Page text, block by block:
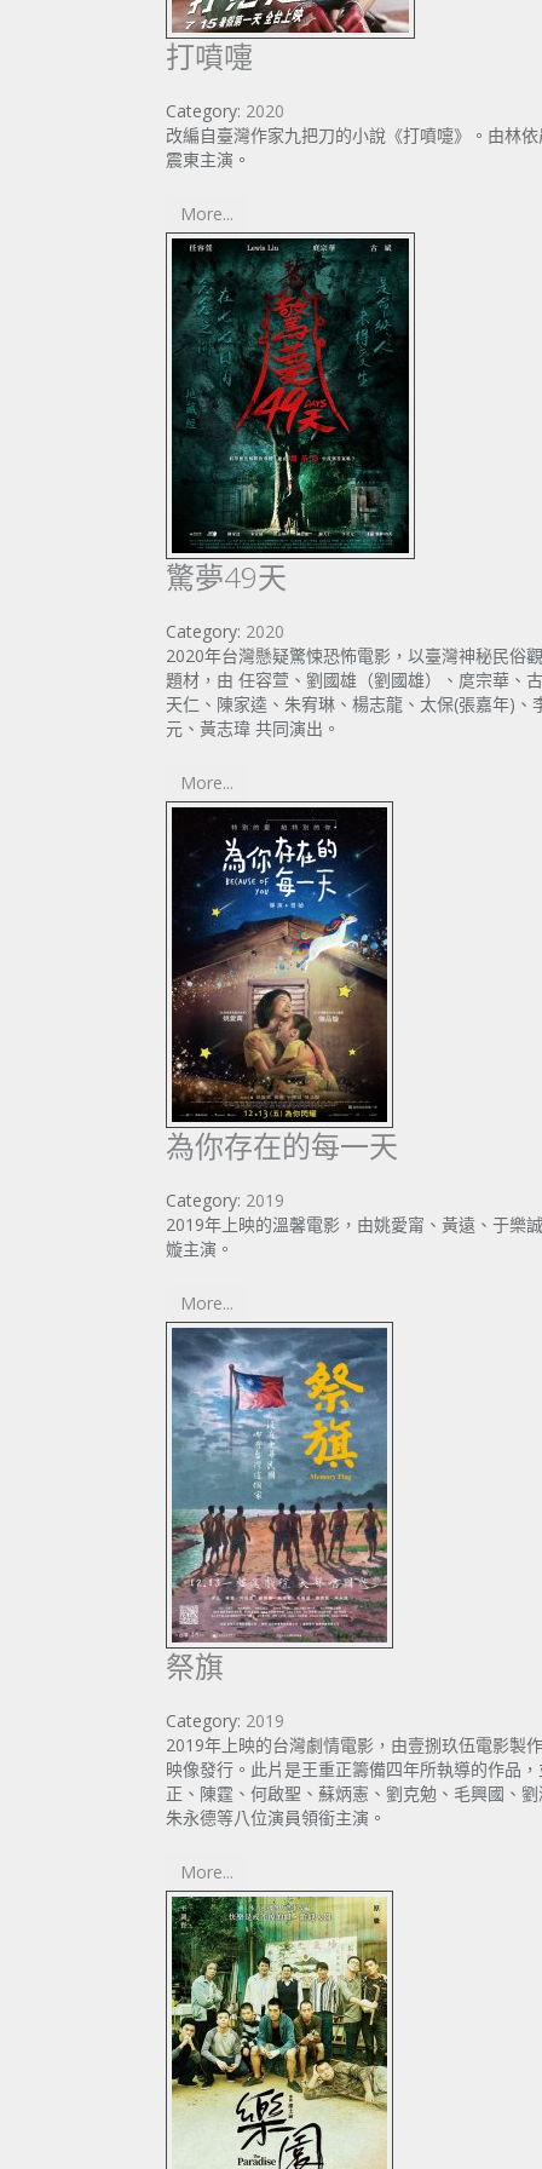
打噴嚏
Category: 2020
改編自臺灣作家九把刀的小說《打噴嚏》。由林
震東主演。
More...
驚夢49天
Category: 2020
2020年台灣懸疑驚悚恐怖電影，以臺灣神秘民俗
題材，由 任容萱、劉國雄（劉國雄）、庹宗華、
天仁、陳家逵、朱宥琳、楊志龍、太保(張嘉年)、
元、黃志瑋 共同演出。
More...
為你存在的每一天
Category: 2019
2019年上映的溫馨電影，由姚愛甯、黃遠、于樂
嫙主演。
More...
祭旗
Category: 2019
2019年上映的台灣劇情電影，由壹捌玖伍電影製
映像發行。此片是王重正籌備四年所執導的作品
正、陳霆、何啟聖、蘇炳憲、劉克勉、毛興國、
朱永德等八位演員領銜主演。
More...